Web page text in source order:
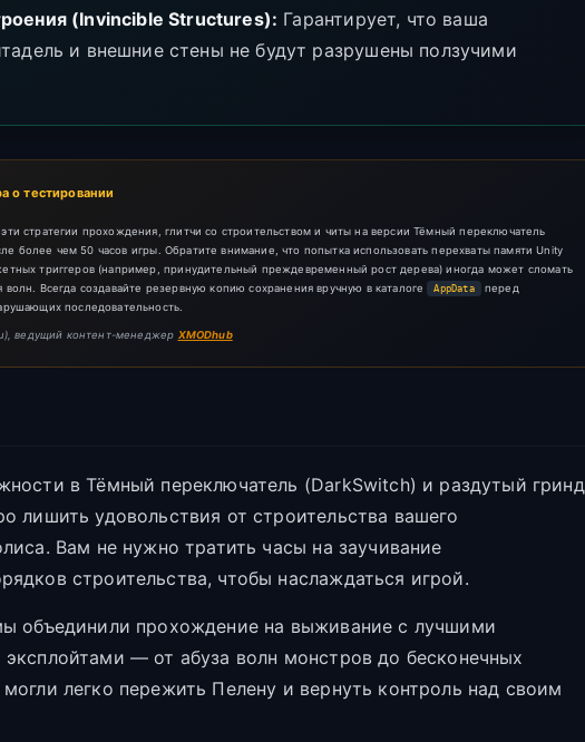
(Invincible Structures): Гарантирует, что ваша
и внешние стены не будут разрушены ползучими
о тестировании
стратегии прохождения, глитчи со строительством и читы на версии Тёмный переключатель
более чем 50 часов игры. Обратите внимание, что попытка использовать перехваты памяти Unity
триггеров (например, принудительный преждевременный рост дерева) иногда может сломать
волн. Всегда создавайте резервную копию сохранения вручную в каталоге
AppData
перед
последовательность.
ведущий контент-менеджер XMODhub
в Тёмный переключатель (DarkSwitch) и раздутый гринд
лишить удовольствия от строительства вашего
Вам не нужно тратить часы на заучивание
строительства, чтобы наслаждаться игрой.
объединили прохождение на выживание с лучшими
— от абуза волн монстров до бесконечных
легко пережить Пелену и вернуть контроль над своим